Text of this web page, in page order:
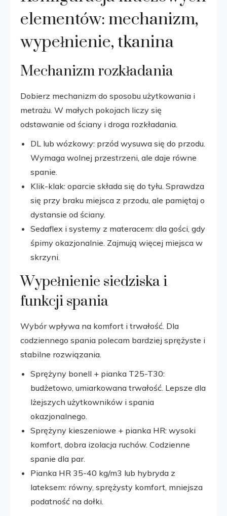
elementów: mechanizm,
wypełnienie, tkanina
Mechanizm rozkładania
Dobierz mechanizm do sposobu użytkowania i
metrażu. W małych pokojach liczy się
odstawanie od ściany i droga rozkładania.
DL lub wózkowy: przód wysuwa się do przodu.
Wymaga wolnej przestrzeni, ale daje równe
spanie.
Klik-klak: oparcie składa się do tyłu. Sprawdza
się przy braku miejsca z przodu, ale pamiętaj o
dystansie od ściany.
Sedaflex i systemy z materacem: dla gości, gdy
śpimy okazjonalnie. Zajmują więcej miejsca w
skrzyni.
Wypełnienie siedziska i
funkcji spania
Wybór wpływa na komfort i trwałość. Dla
codziennego spania polecam bardziej sprężyste i
stabilne rozwiązania.
Sprężyny bonell + pianka T25-T30:
budżetowo, umiarkowana trwałość. Lepsze dla
lżejszych użytkowników i spania
okazjonalnego.
Sprężyny kieszeniowe + pianka HR: wysoki
komfort, dobra izolacja ruchów. Codzienne
spanie dla par.
Pianka HR 35-40 kg/m3 lub hybryda z
lateksem: równy, sprężysty komfort, mniejsza
podatność na dołki.